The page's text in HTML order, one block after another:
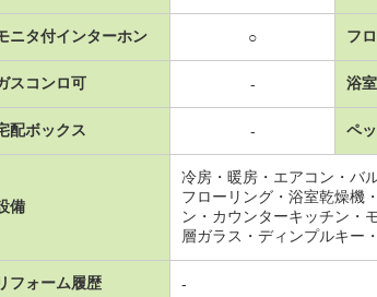
ニタ付インターホン ○ フ
スコンロ可 - 浴
配ボックス - ペ
備
冷房・暖房・エアコン・バ
フローリング・浴室乾燥機
ン・カウンターキッチン・
層ガラス・ディンプルキー
フォーム履歴 -